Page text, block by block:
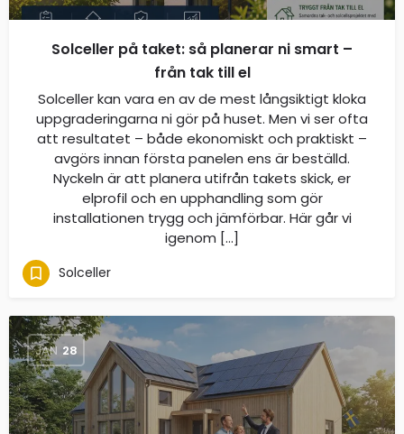
Solceller på taket: så planerar ni smart –
från tak till el
Solceller kan vara en av de mest långsiktigt kloka
uppgraderingarna ni gör på huset. Men vi ser ofta
att resultatet – både ekonomiskt och praktiskt –
avgörs innan första panelen ens är beställd.
Nyckeln är att planera utifrån takets skick, er
elprofil och en upphandling som gör
installationen trygg och jämförbar. Här går vi
igenom […]
Solceller
JAN 28